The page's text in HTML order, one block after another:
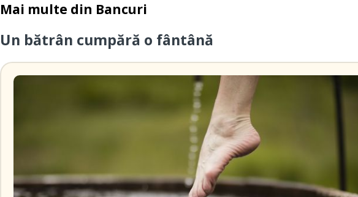
Mai multe din Bancuri
Un bătrân cumpără o fântână